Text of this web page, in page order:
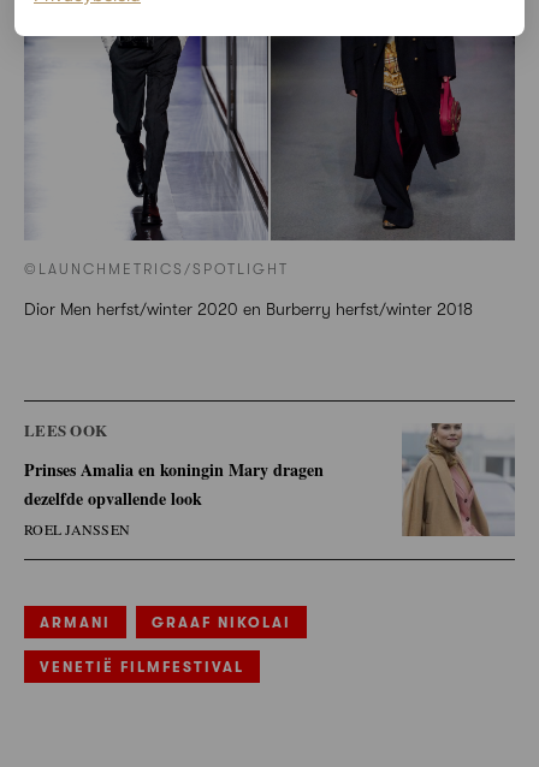
©LAUNCHMETRICS/SPOTLIGHT
Dior Men herfst/winter 2020 en Burberry herfst/winter 2018
LEES OOK
Prinses Amalia en koningin Mary dragen
dezelfde opvallende look
ROEL JANSSEN
ARMANI GRAAF NIKOLAI
VENETIË FILMFESTIVAL